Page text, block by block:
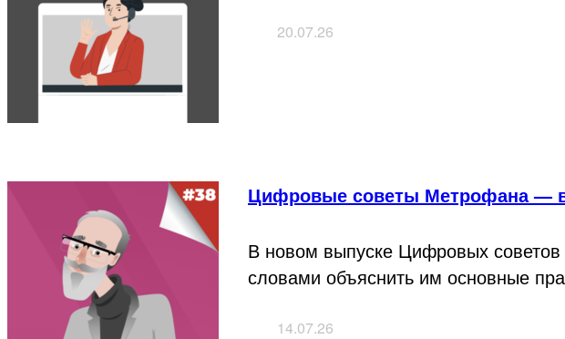
20.07.26
Цифровые советы Метрофана —
В новом выпуске Цифровых
словами объяснить им основные
14.07.26